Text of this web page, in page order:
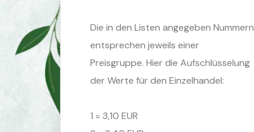
Die in den Listen angegeben Nummern
entsprechen jeweils einer
Preisgruppe. Hier die Aufschlüsselung
der Werte für den Einzelhandel:
1 = 3,10 EUR